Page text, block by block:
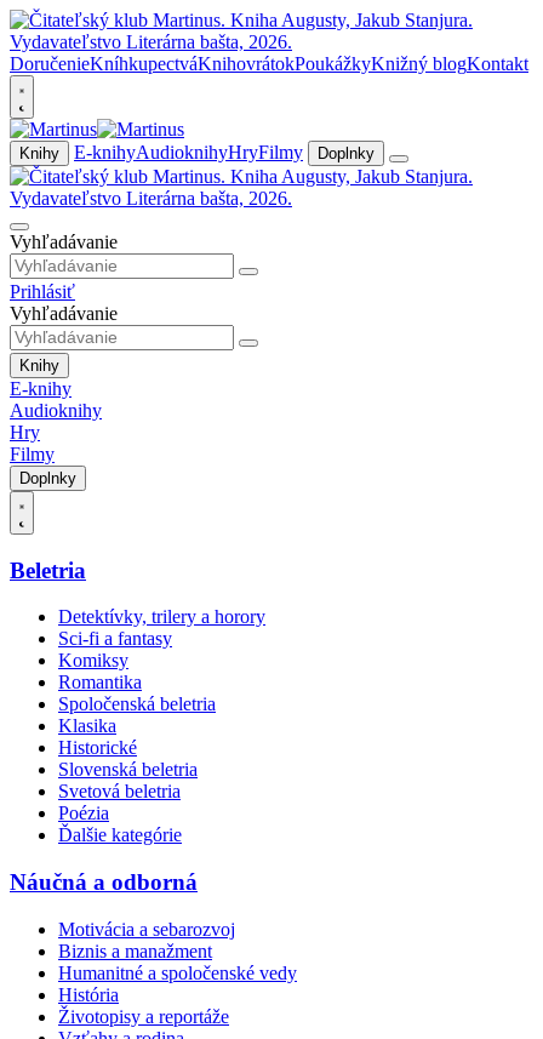
DoručenieKníhkupectváKnihovrátokPoukážkyKnižný blogKontakt
Knihy E-knihyAudioknihyHryFilmy Doplnky
Vyhľadávanie
Prihlásiť
Vyhľadávanie
Knihy
E-knihy
Audioknihy
Hry
Filmy
Doplnky
Beletria
Detektívky, trilery a horory
Sci-fi a fantasy
Komiksy
Romantika
Spoločenská beletria
Klasika
Historické
Slovenská beletria
Svetová beletria
Poézia
Ďalšie kategórie
Náučná a odborná
Motivácia a sebarozvoj
Biznis a manažment
Humanitné a spoločenské vedy
História
Životopisy a reportáže